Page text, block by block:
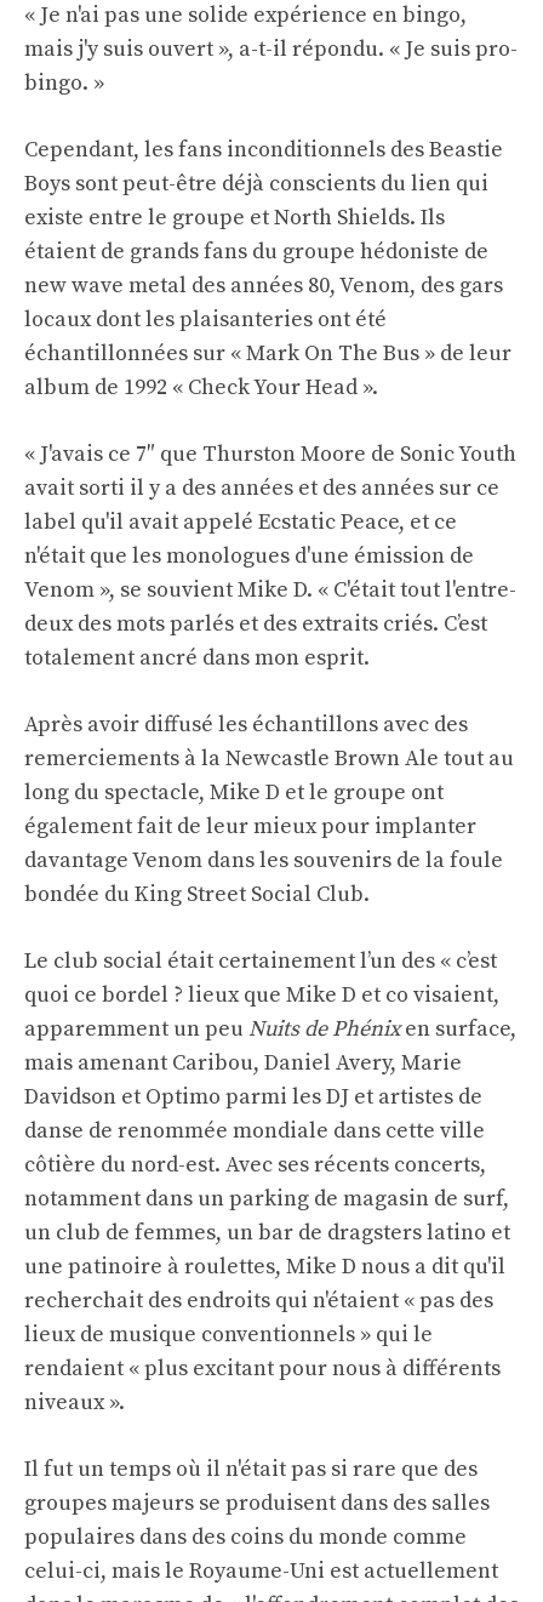
« Je n'ai pas une solide expérience en bingo,
mais j'y suis ouvert », a-t-il répondu. « Je suis pro-
bingo. »
Cependant, les fans inconditionnels des Beastie
Boys sont peut-être déjà conscients du lien qui
existe entre le groupe et North Shields. Ils
étaient de grands fans du groupe hédoniste de
new wave metal des années 80, Venom, des gars
locaux dont les plaisanteries ont été
échantillonnées sur « Mark On The Bus » de leur
album de 1992 « Check Your Head ».
« J'avais ce 7″ que Thurston Moore de Sonic Youth
avait sorti il ​​y a des années et des années sur ce
label qu'il avait appelé Ecstatic Peace, et ce
n'était que les monologues d'une émission de
Venom », se souvient Mike D. « C'était tout l'entre-
deux des mots parlés et des extraits criés. C’est
totalement ancré dans mon esprit.
Après avoir diffusé les échantillons avec des
remerciements à la Newcastle Brown Ale tout au
long du spectacle, Mike D et le groupe ont
également fait de leur mieux pour implanter
davantage Venom dans les souvenirs de la foule
bondée du King Street Social Club.
Le club social était certainement l’un des « c’est
quoi ce bordel ? lieux que Mike D et co visaient,
apparemment un peu Nuits de Phénixen surface,
mais amenant Caribou, Daniel Avery, Marie
Davidson et Optimo parmi les DJ et artistes de
danse de renommée mondiale dans cette ville
côtière du nord-est. Avec ses récents concerts,
notamment dans un parking de magasin de surf,
un club de femmes, un bar de dragsters latino et
une patinoire à roulettes, Mike D nous a dit qu'il
recherchait des endroits qui n'étaient « pas des
lieux de musique conventionnels » qui le
rendaient « plus excitant pour nous à différents
niveaux ».
Il fut un temps où il n'était pas si rare que des
groupes majeurs se produisent dans des salles
populaires dans des coins du monde comme
celui-ci, mais le Royaume-Uni est actuellement